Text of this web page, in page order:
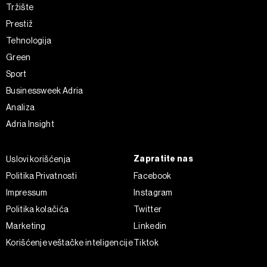
Tržište
Prestiž
Tehnologija
Green
Sport
Businessweek Adria
Analiza
Adria Insight
Uslovi korišćenja
Politika Privatnosti
Impressum
Politika kolačića
Marketing
Korišćenje veštačke inteligencije
Zapratite nas
Facebook
Instagram
Twitter
Linkedin
Tiktok